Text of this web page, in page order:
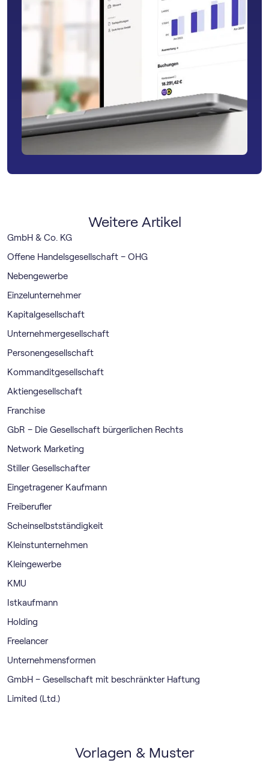
Weitere Artikel
GmbH & Co. KG
Offene Handelsgesellschaft – OHG
Nebengewerbe
Einzelunternehmer
Kapitalgesellschaft
Unternehmergesellschaft
Personengesellschaft
Kommanditgesellschaft
Aktiengesellschaft
Franchise
GbR – Die Gesellschaft bürgerlichen Rechts
Network Marketing
Stiller Gesellschafter
Eingetragener Kaufmann
Freiberufler
Scheinselbstständigkeit
Kleinstunternehmen
Kleingewerbe
KMU
Istkaufmann
Holding
Freelancer
Unternehmensformen
GmbH – Gesellschaft mit beschränkter Haftung
Limited (Ltd.)
Vorlagen & Muster